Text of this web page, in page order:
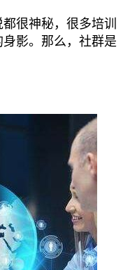
很神秘，很多培训
影。那么，社群是